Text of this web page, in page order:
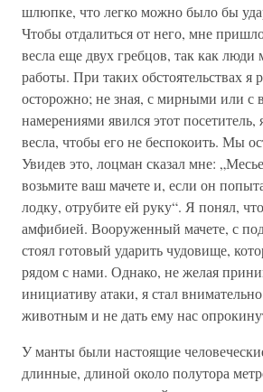
шлюпке, что легко можно было бы
Чтобы отдалиться от него, мне
весла еще двух гребцов, так как люди
работы. При таких обстоятельствах я
осторожно; не зная, с мирными или с
намерениями явился этот посетитель,
весла, чтобы его не беспокоить. Мы
Увидев это, лоцман сказал мне:
возьмите ваш мачете и, если он
лодку, отрубите ей руку“. Я понял,
амфибией. Вооруженный мачете, с
стоял готовый ударить чудовище,
рядом с нами. Однако, не желая
инициативу атаки, я стал
животным и не дать ему нас
У манты были настоящие
длинные, длиной около полутора